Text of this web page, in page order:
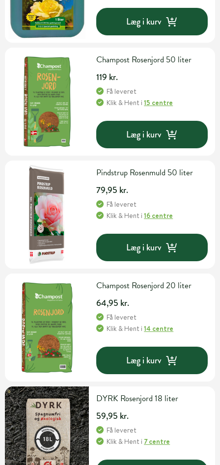
Læg i kurv
Champost Rosenjord 50 liter
119 kr.
Få leveret
Klik & Hent i15 centre
Læg i kurv
Pindstrup Rosenmuld 50 liter
79,95 kr.
Få leveret
Klik & Hent i16 centre
Læg i kurv
Champost Rosenjord 20 liter
64,95 kr.
Få leveret
Klik & Hent i14 centre
Læg i kurv
DYRK Rosenjord 18 liter
59,95 kr.
Få leveret
Klik & Hent i 7 centre